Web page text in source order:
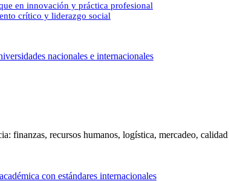
en innovación y práctica profesional
crítico y liderazgo social
nacionales e internacionales
finanzas, recursos humanos, logística, mercadeo,
con estándares internacionales